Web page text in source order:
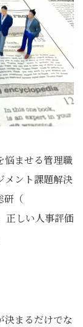
悩ませる管理職
メント課題解決
研（
正しい人事評価
決まるだけでな